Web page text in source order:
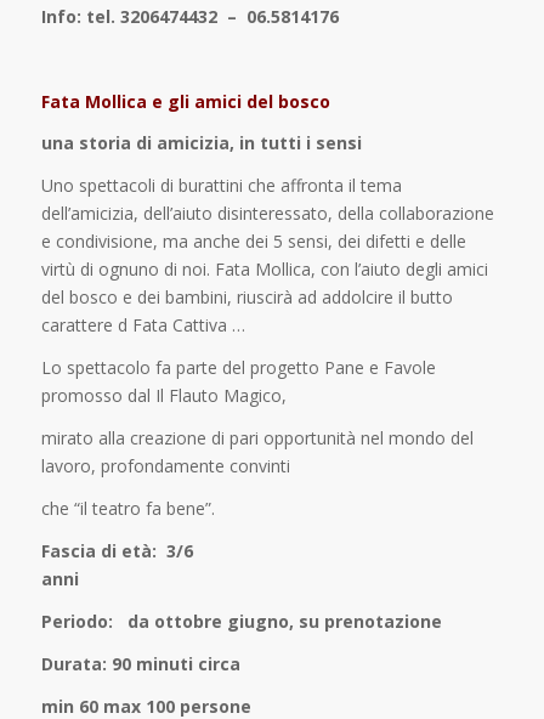
Info: tel. 3206474432 – 06.5814176
Fata Mollica e gli amici del bosco
una storia di amicizia, in tutti i sensi
Uno spettacoli di burattini che affronta il tema
dell’amicizia, dell’aiuto disinteressato, della collaborazione
e condivisione, ma anche dei 5 sensi, dei difetti e delle
virtù di ognuno di noi. Fata Mollica, con l’aiuto degli amici
del bosco e dei bambini, riuscirà ad addolcire il butto
carattere d Fata Cattiva …
Lo spettacolo fa parte del progetto Pane e Favole
promosso dal Il Flauto Magico,
mirato alla creazione di pari opportunità nel mondo del
lavoro, profondamente convinti
che “il teatro fa bene”.
Fascia di età: 3/6
Periodo: da ottobre giugno, su prenotazione
Durata: 90 minuti circa
min 60 max 100 persone